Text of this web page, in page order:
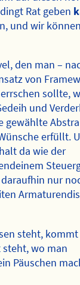
Rat geben
und wir
den man –
von
sollte,
und
gewählte
erfüllt.
da wie der
nur
steht,
steht, wo man
Päuschen